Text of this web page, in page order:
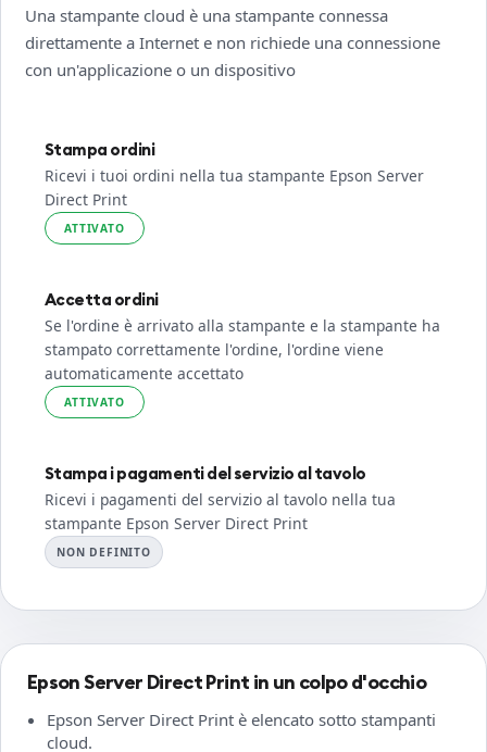
Una stampante cloud è una stampante connessa
direttamente a Internet e non richiede una connessione
con un'applicazione o un dispositivo
Stampa ordini
Ricevi i tuoi ordini nella tua stampante Epson Server
Direct Print
ATTIVATO
Accetta ordini
Se l'ordine è arrivato alla stampante e la stampante ha
stampato correttamente l'ordine, l'ordine viene
automaticamente accettato
ATTIVATO
Stampa i pagamenti del servizio al tavolo
Ricevi i pagamenti del servizio al tavolo nella tua
stampante Epson Server Direct Print
NON DEFINITO
Epson Server Direct Print in un colpo d'occhio
Epson Server Direct Print è elencato sotto stampanti
cloud.